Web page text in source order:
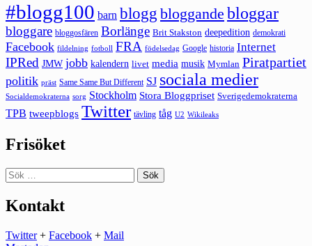
#blogg100 barn blogg bloggande bloggar
bloggare bloggosfären Borlänge Brit Stakston deepedition demokrati
Facebook fildelning fotboll FRA födelsedag Google historia Internet
IPRed JMW jobb kalendern livet media musik Mymlan Piratpartiet
politik präst Same Same But Different SJ sociala medier
Socialdemokraterna sorg Stockholm Stora Bloggpriset Sverigedemokraterna
TPB tweepblogs Twitter tävling tåg U2 Wikileaks
Frisöket
Sök
efter:
Kontakt
Twitter+ Facebook + Mail